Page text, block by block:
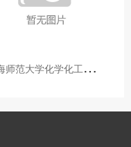
青
海师范大学化学化工学院开展铸牢中华民族共同体意识大讲堂活动